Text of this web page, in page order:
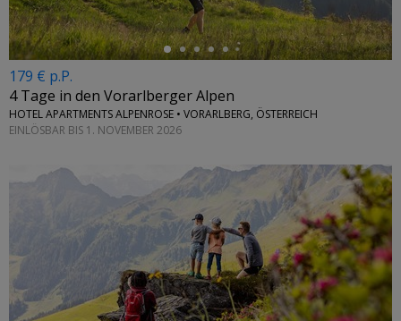
179 € p.P.
4 Tage in den Vorarlberger Alpen
HOTEL APARTMENTS ALPENROSE • VORARLBERG, ÖSTERREICH
EINLÖSBAR BIS 1. NOVEMBER 2026